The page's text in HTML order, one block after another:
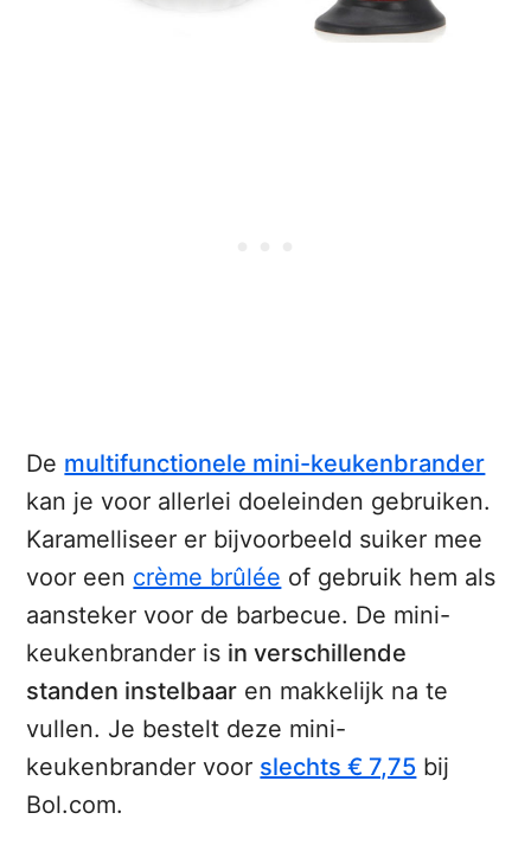
De multifunctionele mini-keukenbrander
kan je voor allerlei doeleinden gebruiken.
Karamelliseer er bijvoorbeeld suiker mee
voor een crème brûlée of gebruik hem als
aansteker voor de barbecue. De mini-
keukenbrander is in verschillende
standen instelbaar en makkelijk na te
vullen. Je bestelt deze mini-
keukenbrander voor slechts € 7,75 bij
Bol.com.